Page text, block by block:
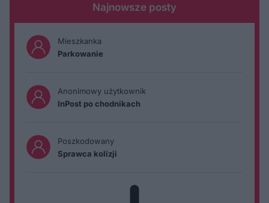
Najnowsze posty
Mieszkanka
Parkowanie
Anonimowy użytkownik
InPost po chodnikach
Poszkodowany
Sprawca kolizji